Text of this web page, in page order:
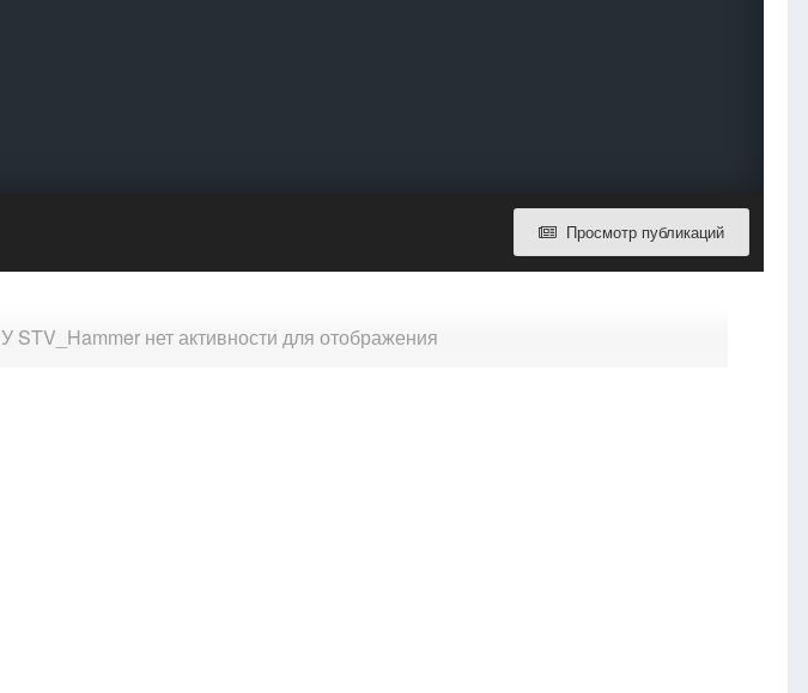
Просмотр публикаций
У STV_Hammer нет активности для отображения